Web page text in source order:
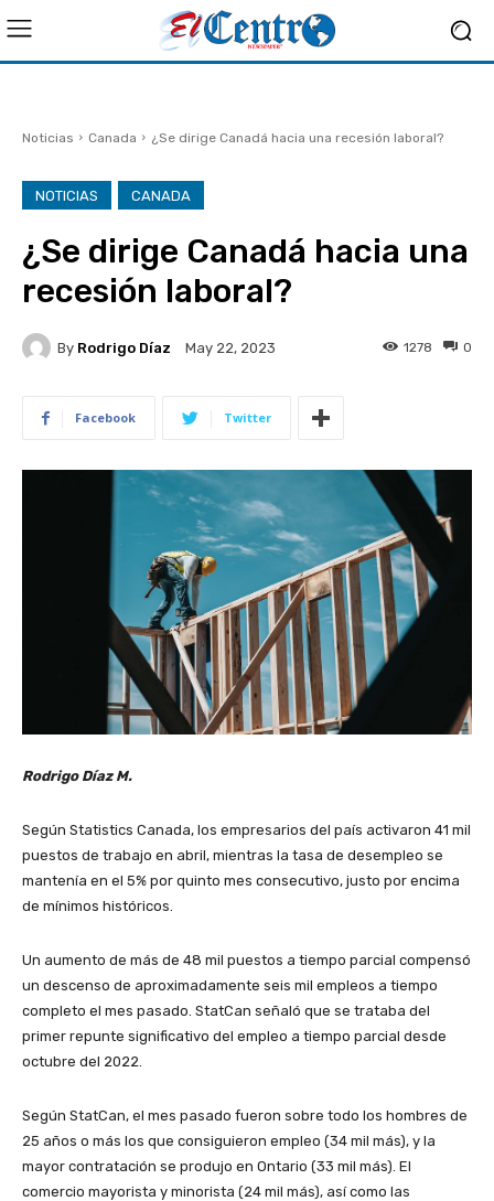
Noticias Canada ¿Se dirige Canadá hacia una recesión laboral?
NOTICIAS CANADA
¿Se dirige Canadá hacia una
recesión laboral?
By Rodrigo Díaz May 22, 2023 0
1278
Facebook Twitter
Rodrigo Díaz M.
Según Statistics Canada, los empresarios del país activaron 41 mil
puestos de trabajo en abril, mientras la tasa de desempleo se
mantenía en el 5% por quinto mes consecutivo, justo por encima
de mínimos históricos.
Un aumento de más de 48 mil puestos a tiempo parcial compensó
un descenso de aproximadamente seis mil empleos a tiempo
completo el mes pasado. StatCan señaló que se trataba del
primer repunte significativo del empleo a tiempo parcial desde
octubre del 2022.
Según StatCan, el mes pasado fueron sobre todo los hombres de
25 años o más los que consiguieron empleo (34 mil más), y la
mayor contratación se produjo en Ontario (33 mil más). El
comercio mayorista y minorista (24 mil más), así como las